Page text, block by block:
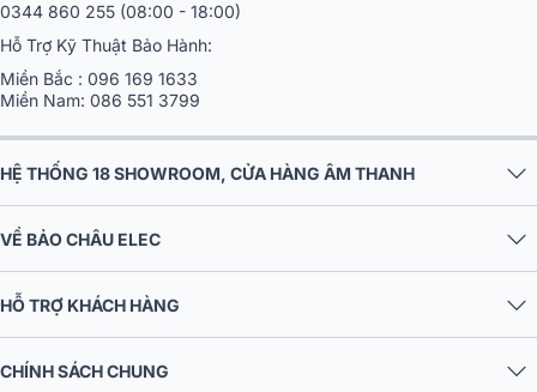
0344 860 255 (08:00 - 18:00)
Hỗ Trợ Kỹ Thuật Bảo Hành:
Miền Bắc : 096 169 1633
Miền Nam: 086 551 3799
HỆ THỐNG 18 SHOWROOM, CỬA HÀNG ÂM THANH
VỀ BẢO CHÂU ELEC
HỖ TRỢ KHÁCH HÀNG
CHÍNH SÁCH CHUNG